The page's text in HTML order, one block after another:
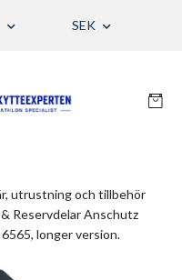
SEK
utrustning och tillbehör
Reservdelar Anschutz
longer version.